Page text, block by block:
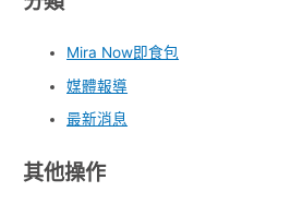
Mira Now即食包
媒體報導
最新消息
其他操作